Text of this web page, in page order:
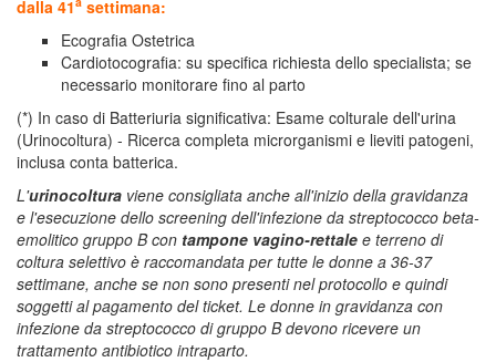
dalla 41 settimana:
Ecografia Ostetrica
Cardiotocografia: su specifica richiesta dello specialista; se
necessario monitorare fino al parto
(*) In caso di Batteriuria significativa: Esame colturale dell'urina
(Urinocoltura) - Ricerca completa microrganismi e lieviti patogeni,
inclusa conta batterica.
L'urinocoltura viene consigliata anche all'inizio della gravidanza
e l'esecuzione dello screening dell'infezione da streptococco beta-
emolitico gruppo B con tampone vagino-rettale e terreno di
coltura selettivo è raccomandata per tutte le donne a 36-37
settimane, anche se non sono presenti nel protocollo e quindi
soggetti al pagamento del ticket. Le donne in gravidanza con
infezione da streptococco di gruppo B devono ricevere un
trattamento antibiotico intraparto.